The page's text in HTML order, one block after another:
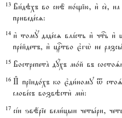
13 Ви1дэхъ во снЁ но1щію, и3 се2, на
приведе1сz:
14 и3 томY даде1сz влaсть и3 чтcь
пре1йдетъ, и3 цrтво є3гw2 не
15 ВострепетA дyхъ мо1й въ
16 И# пріидо1хъ ко є3ди1ному t
слове1съ возвэсти2 ми2:
17 сjи ѕвёріе вели1цыи четы1ри,